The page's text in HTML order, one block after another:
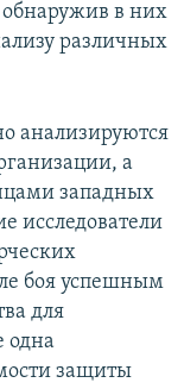
в них
различных
анализируются
а
западных
исследователи
боя успешным
для
одна
защиты